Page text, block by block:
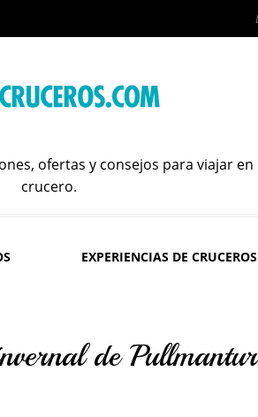
ofertas y consejos para viajar en
crucero.
EXPERIENCIAS DE CRUCEROS
de Pullmantur